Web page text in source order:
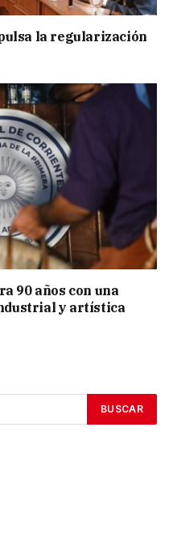
la regularización
90 años con una
y artística